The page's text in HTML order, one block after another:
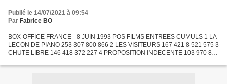
Publié le 14/07/2021 à 09:54
Par Fabrice BO
BOX-OFFICE FRANCE - 8 JUIN 1993 POS FILMS ENTREES CUMULS 1 LA
LECON DE PIANO 253 307 800 866 2 LES VISITEURS 167 421 8 521 575 3
CHUTE LIBRE 146 418 372 227 4 PROPOSITION INDECENTE 103 970 843